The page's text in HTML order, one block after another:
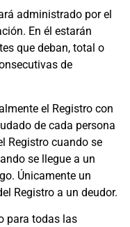
administrado por el
En él estarán
que deban, total o
de
el Registro con
de cada persona
Registro cuando se
se llegue a un
Únicamente un
Registro a un deudor.
para todas las